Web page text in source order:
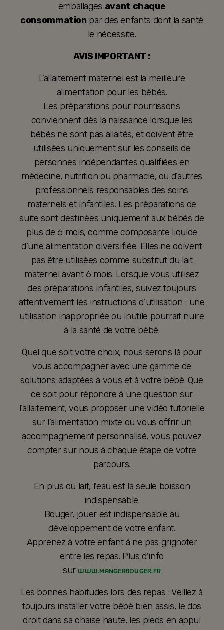
emballages avant chaque
consommation par des enfants dont la santé
le nécessite.
AVIS IMPORTANT :
L’allaitement maternel est la meilleure
alimentation pour les bébés.
Les préparations pour nourrissons
conviennent dès la naissance lorsque les
bébés ne sont pas allaités, et doivent être
utilisées uniquement sur les conseils de
personnes indépendantes qualifiées en
médecine, nutrition ou pharmacie, ou d’autres
professionnels responsables des soins
maternels et infantiles. Les préparations de
suite sont destinées uniquement aux bébés de
plus de 6 mois, comme composante liquide
d’une alimentation diversifiée. Elles ne doivent
pas être utilisées comme substitut du lait
maternel avant 6 mois. Lorsque vous utilisez
des préparations infantiles, suivez toujours
attentivement les instructions d’utilisation : une
utilisation inappropriée ou inutile pourrait nuire
à la santé de votre bébé.
Quel que soit votre choix, nous serons là pour
vous accompagner avec une gamme de
solutions adaptées à vous et à votre bébé. Que
ce soit pour répondre à une question sur
l’allaitement, vous proposer une vidéo tutorielle
sur l’alimentation mixte ou vous offrir un
accompagnement personnalisé, vous pouvez
compter sur nous à chaque étape de votre
parcours.
En plus du lait, l'eau est la seule boisson
indispensable.
Bouger, jouer est indispensable au
développement de votre enfant.
Apprenez à votre enfant à ne pas grignoter
entre les repas. Plus d'info
surWWW.MANGERBOUGER.FR
Les bonnes habitudes lors des repas : Veillez à
toujours installer votre bébé bien assis, le dos
droit dans sa chaise haute, les pieds en appui